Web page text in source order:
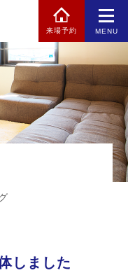
来場予約 MENU
しました